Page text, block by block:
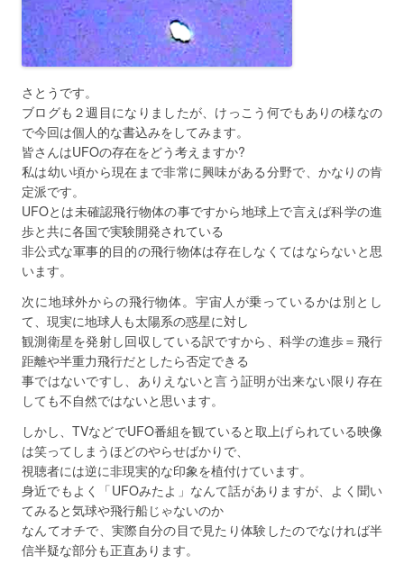
さとうです。
ブログも２週目になりましたが、けっこう何でもありの様なの
で今回は個人的な書込みをしてみます。
皆さんはUFOの存在をどう考えますか?
私は幼い頃から現在まで非常に興味がある分野で、かなりの肯
定派です。
UFOとは未確認飛行物体の事ですから地球上で言えば科学の進
歩と共に各国で実験開発されている
非公式な軍事的目的の飛行物体は存在しなくてはならないと思
います。
次に地球外からの飛行物体。宇宙人が乗っているかは別とし
て、現実に地球人も太陽系の惑星に対し
観測衛星を発射し回収している訳ですから、科学の進歩＝飛行
距離や半重力飛行だとしたら否定できる
事ではないですし、ありえないと言う証明が出来ない限り存在
しても不自然ではないと思います。
しかし、TVなどでUFO番組を観ていると取上げられている映像
は笑ってしまうほどのやらせばかりで、
視聴者には逆に非現実的な印象を植付けています。
身近でもよく「UFOみたよ」なんて話がありますが、よく聞い
てみると気球や飛行船じゃないのか
なんてオチで、実際自分の目で見たり体験したのでなければ半
信半疑な部分も正直あります。